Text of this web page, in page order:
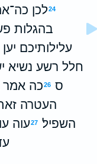
24לכן
בהגלות
עלילותיכם
חלל רשע נשיא
ס 26כה אמר
העטרה
השפיל׃ 27עוה